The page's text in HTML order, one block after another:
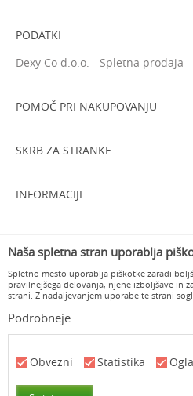
PODATKI
Dexy Co d.o.o. - Spletna prodaja
Tel: 05 933 75 21
Delovni čas
POMOČ PRI NAKUPOVANJU
Varovanje osebnih podatkov
Pogosta vprašanja
SKRB ZA STRANKE
Vračilo kupnine
Odstop od pogodbe in vračilo
INFORMACIJE
Delovni čas
Kontakt
©2026www.dexyco.si, IzdelavaNB
Naša spletna stran uporablja
Spletno mesto uporablja piškotke zaradi
pravilnejšega delovanja, njene izboljšave in
strani. Z nadaljevanjem uporabe te strani
Podrobneje
Obvezni Statistika